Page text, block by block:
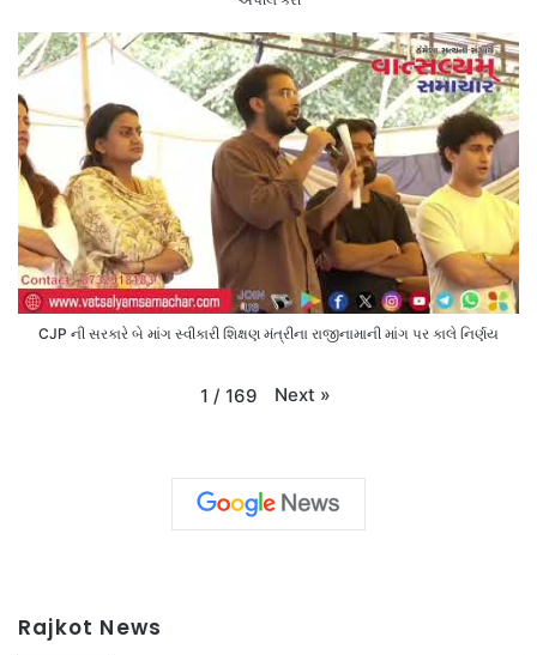
CJP ની સરકારે બે માંગ સ્વીકારી શિક્ષણ મંત્રીના રાજીનામાની માંગ પર કાલે નિર્ણય
1 / 169 Next »
Rajkot News